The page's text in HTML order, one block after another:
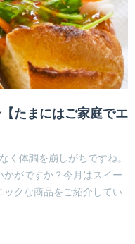
たまにはご家庭でエ
く体調を崩しがちですね。
がですか？今月はスイー
ックな商品をご紹介してい